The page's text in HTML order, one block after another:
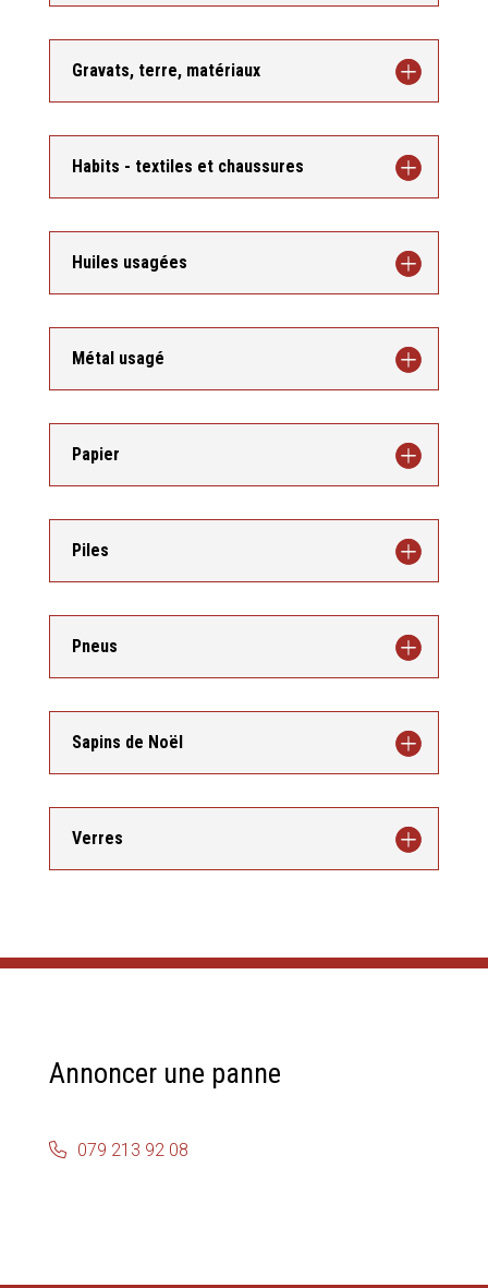
Gravats, terre, matériaux
Habits - textiles et chaussures
Huiles usagées
Métal usagé
Papier
Piles
Pneus
Sapins de Noël
Verres
Annoncer une panne
079 213 92 08